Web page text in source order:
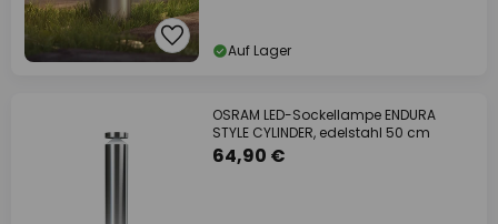
Auf Lager
OSRAM LED-Sockellampe ENDURA
STYLE CYLINDER, edelstahl 50 cm
64,90 €